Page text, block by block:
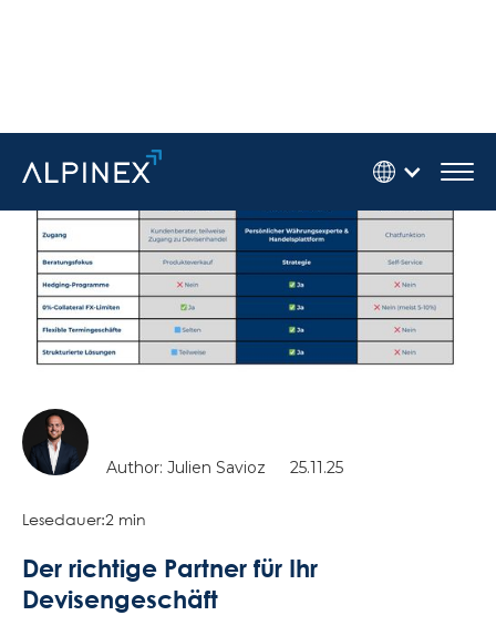
Author: Julien Savioz 25.11.25
Lesedauer:2 min
Der richtige Partner für Ihr
Devisengeschäft